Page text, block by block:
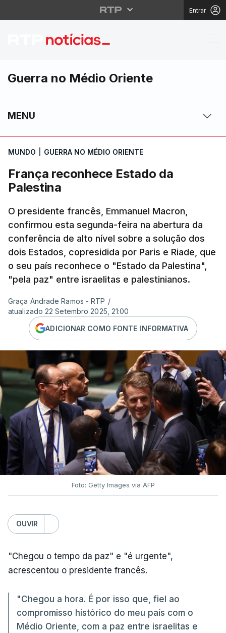
Entrar
França reconhece
Guerra no Médio Oriente
MENU
MUNDO GUERRA NO MÉDIO ORIENTE
França reconhece Estado da
Palestina
O presidente francês, Emmanuel Macron,
confirmou esta segunda-feira na abertura da
conferência de alto nível sobre a solução dos
dois Estados, copresidida por Paris e Riade, que
o seu país reconhece o "Estado da Palestina",
"pela paz" entre israelitas e palestinianos.
Graça Andrade Ramos - RTP /
atualizado 22 Setembro 2025, 21:00
ADICIONAR COMO FONTE INFORMATIVA
Foto: Getty Images via AFP
OUVIR
"Chegou o tempo da paz" e "é urgente",
acrescentou o presidente francês.
"Chegou a hora. É por isso que, fiel ao
compromisso histórico do meu país com o
Médio Oriente, com a paz entre israelitas e